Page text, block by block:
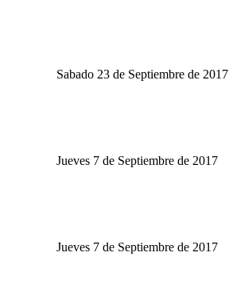
Sabado 23 de Septiembre de 2017
Jueves 7 de Septiembre de 2017
Jueves 7 de Septiembre de 2017